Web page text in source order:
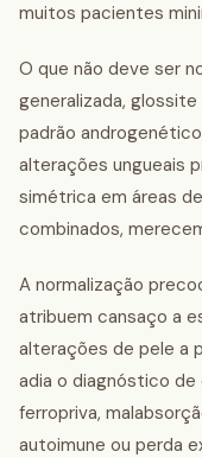
muitos pacientes
O que não deve ser
generalizada,
padrão
alterações ungueais
simétrica em áreas
combinados,
A normalização
atribuem cansaço a
alterações de pele a
adia o diagnóstico
ferropriva,
autoimune ou perda